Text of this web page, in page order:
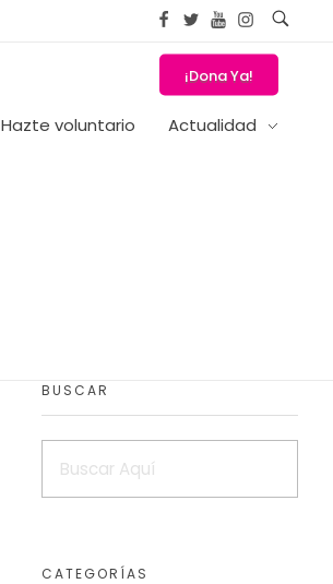
¡Dona Ya!
Hazte voluntario Actualidad
BUSCAR
CATEGORÍAS